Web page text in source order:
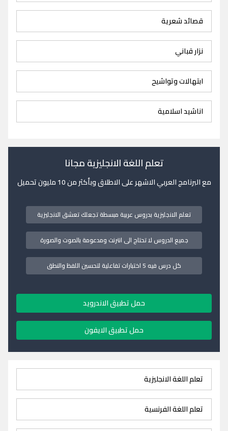
قصائد شعرية
نزار قباني
ابتهالات وتواشيح
اناشيد اسلامية
تعلم اللغة الانجليزية مجانا
مع البرنامج العربي الاشهر على الاطلاق وبأكثر من 10 مليون تحميل
تعلم الانجليزية بدروس عربية مبسطة تجعلك تعشق الانجليزية
جميع الدروس لا تحتاج الى انترنت ومدعومة بالصوت والصورة
كل درس فيه 5 اختبارات تفاعلية لتحسين اللفظ والنطق
حمل تطبيق الاندرويد
حمل تطبيق الايفون
تعلم اللغة الانجليزية
تعلم اللغة الفرنسية